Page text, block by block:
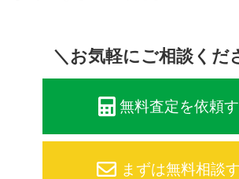
＼お気軽にご相談くだ
無料査定を依頼
まずは無料相談